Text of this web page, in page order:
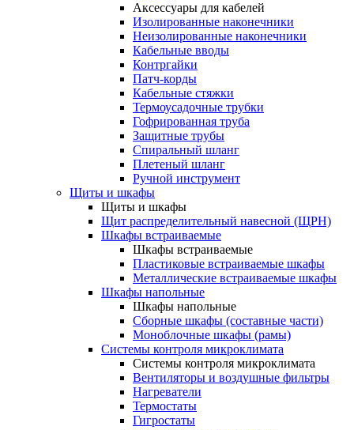
Аксессуары для кабелей
Изолированные наконечники
Неизолированные наконечники
Кабельные вводы
Контргайки
Патч-корды
Кабельные стяжки
Термоусадочные трубки
Гофрированная труба
Защитные трубы
Спиральный шланг
Плетеный шланг
Ручной инструмент
Щиты и шкафы
Щиты и шкафы
Щит распределительный навесной (ЩРН)
Шкафы встраиваемые
Шкафы встраиваемые
Пластиковые встраиваемые шкафы
Металлические встраиваемые шкафы
Шкафы напольные
Шкафы напольные
Сборные шкафы (составные части)
Моноблочные шкафы (рамы)
Системы контроля микроклимата
Системы контроля микроклимата
Вентиляторы и воздушные фильтры
Нагреватели
Термостаты
Гигростаты